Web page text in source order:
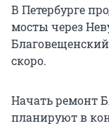
В Петербурге
мосты через
скоро.
Начать ремонт
планируют в